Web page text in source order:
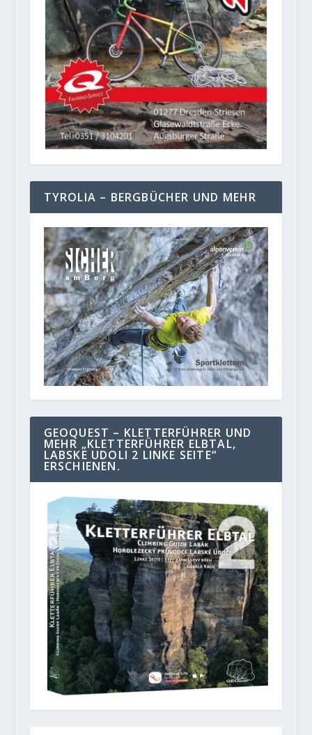
TYROLIA – BERGBÜCHER UND MEHR
GEOQUEST – KLETTERFÜHRER UND
MEHR „KLETTERFÜHRER ELBTAL,
LABSKE UDOLI 2 LINKE SEITE“
ERSCHIENEN.